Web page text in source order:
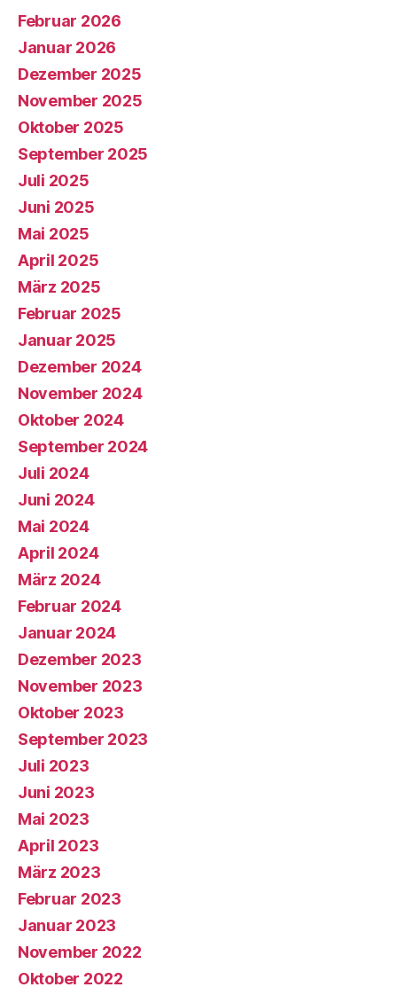
Februar 2026
Januar 2026
Dezember 2025
November 2025
Oktober 2025
September 2025
Juli 2025
Juni 2025
Mai 2025
April 2025
März 2025
Februar 2025
Januar 2025
Dezember 2024
November 2024
Oktober 2024
September 2024
Juli 2024
Juni 2024
Mai 2024
April 2024
März 2024
Februar 2024
Januar 2024
Dezember 2023
November 2023
Oktober 2023
September 2023
Juli 2023
Juni 2023
Mai 2023
April 2023
März 2023
Februar 2023
Januar 2023
November 2022
Oktober 2022